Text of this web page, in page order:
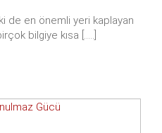
de en önemli yeri kaplayan
bilgiye kısa [.....]